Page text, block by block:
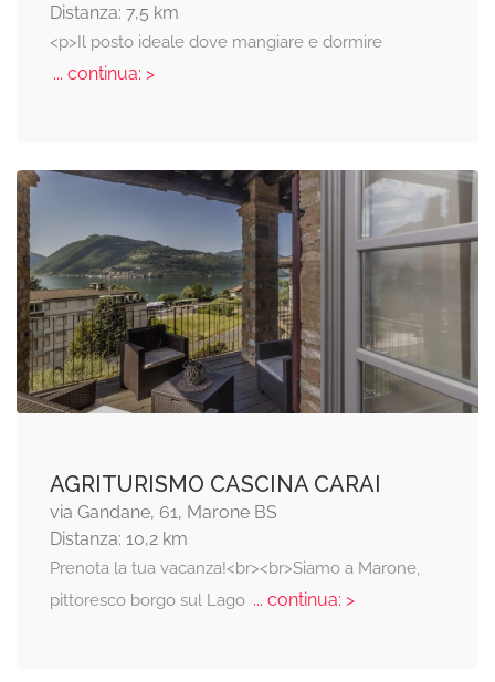
Distanza: 7,5 km
<p>Il posto ideale dove mangiare e dormire
... continua: >
AGRITURISMO CASCINA CARAI
via Gandane, 61, Marone BS
Distanza: 10,2 km
Prenota la tua vacanza!<br><br>Siamo a Marone,
pittoresco borgo sul Lago... continua: >